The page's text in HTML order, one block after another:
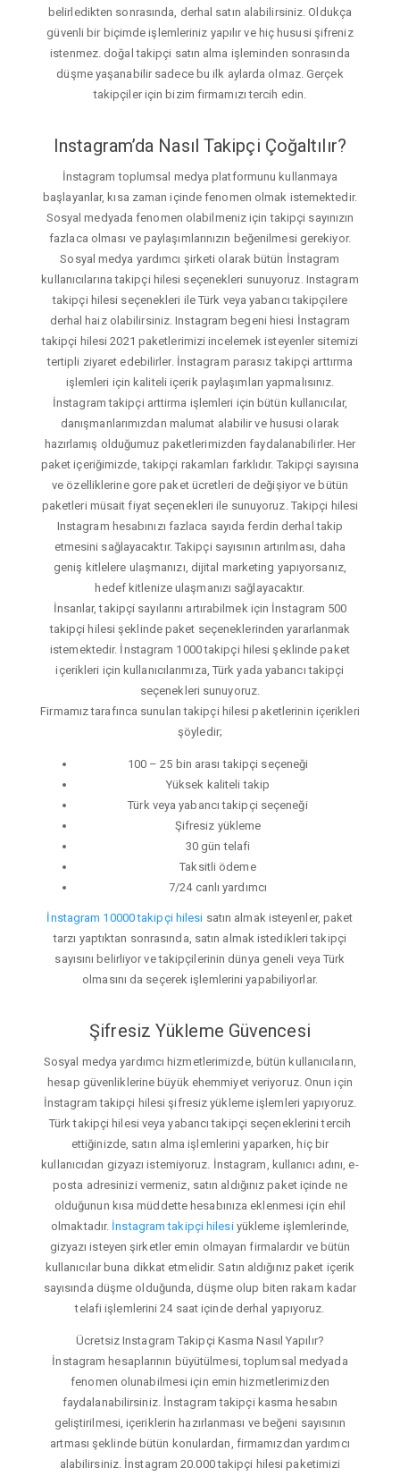
belirledikten sonrasında, derhal satın alabilirsiniz. Oldukça
güvenli bir biçimde işlemleriniz yapılır ve hiç hususi şifreniz
istenmez. doğal takipçi satın alma işleminden sonrasında
düşme yaşanabilir sadece bu ilk aylarda olmaz. Gerçek
takipçiler için bizim firmamızı tercih edin.
Instagram’da Nasıl Takipçi Çoğaltılır?
İnstagram toplumsal medya platformunu kullanmaya
başlayanlar, kısa zaman içinde fenomen olmak istemektedir.
Sosyal medyada fenomen olabilmeniz için takipçi sayınızın
fazlaca olması ve paylaşımlarınızın beğenilmesi gerekiyor.
Sosyal medya yardımcı şirketi olarak bütün İnstagram
kullanıcılarına takipçi hilesi seçenekleri sunuyoruz. Instagram
takipçi hilesi seçenekleri ile Türk veya yabancı takipçilere
derhal haiz olabilirsiniz. Instagram begeni hiesi İnstagram
takipçi hilesi 2021 paketlerimizi incelemek isteyenler sitemizi
tertipli ziyaret edebilirler. İnstagram parasız takipçi arttırma
işlemleri için kaliteli içerik paylaşımları yapmalısınız.
İnstagram takipçi arttirma işlemleri için bütün kullanıcılar,
danışmanlarımızdan malumat alabilir ve hususi olarak
hazırlamış olduğumuz paketlerimizden faydalanabilirler. Her
paket içeriğimizde, takipçi rakamları farklıdır. Takipçi sayısına
ve özelliklerine gore paket ücretleri de değişiyor ve bütün
paketleri müsait fiyat seçenekleri ile sunuyoruz. Takipçi hilesi
Instagram hesabınızı fazlaca sayıda ferdin derhal takip
etmesini sağlayacaktır. Takipçi sayısının artırılması, daha
geniş kitlelere ulaşmanızı, dijital marketing yapıyorsanız,
hedef kitlenize ulaşmanızı sağlayacaktır.
İnsanlar, takipçi sayılarını artırabilmek için İnstagram 500
takipçi hilesi şeklinde paket seçeneklerinden yararlanmak
istemektedir. İnstagram 1000 takipçi hilesi şeklinde paket
içerikleri için kullanıcılarımıza, Türk yada yabancı takipçi
seçenekleri sunuyoruz.
Firmamız tarafınca sunulan takipçi hilesi paketlerinin içerikleri
şöyledir;
100 – 25 bin arası takipçi seçeneği
Yüksek kaliteli takip
Türk veya yabancı takipçi seçeneği
Şifresiz yükleme
30 gün telafi
Taksitli ödeme
7/24 canlı yardımcı
İnstagram 10000 takipçi hilesi satın almak isteyenler, paket
tarzı yaptıktan sonrasında, satın almak istedikleri takipçi
sayısını belirliyor ve takipçilerinin dünya geneli veya Türk
olmasını da seçerek işlemlerini yapabiliyorlar.
Şifresiz Yükleme Güvencesi
Sosyal medya yardımcı hizmetlerimizde, bütün kullanıcıların,
hesap güvenliklerine büyük ehemmiyet veriyoruz. Onun için
İnstagram takipçi hilesi şifresiz yükleme işlemleri yapıyoruz.
Türk takipçi hilesi veya yabancı takipçi seçeneklerini tercih
ettiğinizde, satın alma işlemlerini yaparken, hiç bir
kullanıcıdan gizyazı istemiyoruz. İnstagram, kullanıcı adını, e-
posta adresinizi vermeniz, satın aldığınız paket içinde ne
olduğunun kısa müddette hesabınıza eklenmesi için ehil
olmaktadır. İnstagram takipçi hilesiyükleme işlemlerinde,
gizyazı isteyen şirketler emin olmayan firmalardır ve bütün
kullanıcılar buna dikkat etmelidir. Satın aldığınız paket içerik
sayısında düşme olduğunda, düşme olup biten rakam kadar
telafi işlemlerini 24 saat içinde derhal yapıyoruz.
Ücretsiz Instagram Takipçi Kasma Nasıl Yapılır?
İnstagram hesaplarının büyütülmesi, toplumsal medyada
fenomen olunabilmesi için emin hizmetlerimizden
faydalanabilirsiniz. İnstagram takipçi kasma hesabın
geliştirilmesi, içeriklerin hazırlanması ve beğeni sayısının
artması şeklinde bütün konulardan, firmamızdan yardımcı
alabilirsiniz. İnstagram 20.000 takipçi hilesi paketimizi